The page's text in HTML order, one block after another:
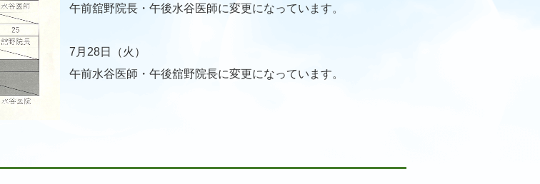
午前舘野院長・午後水谷医師に変更になっています。
7月28日（火）
午前水谷医師・午後舘野院長に変更になっています。